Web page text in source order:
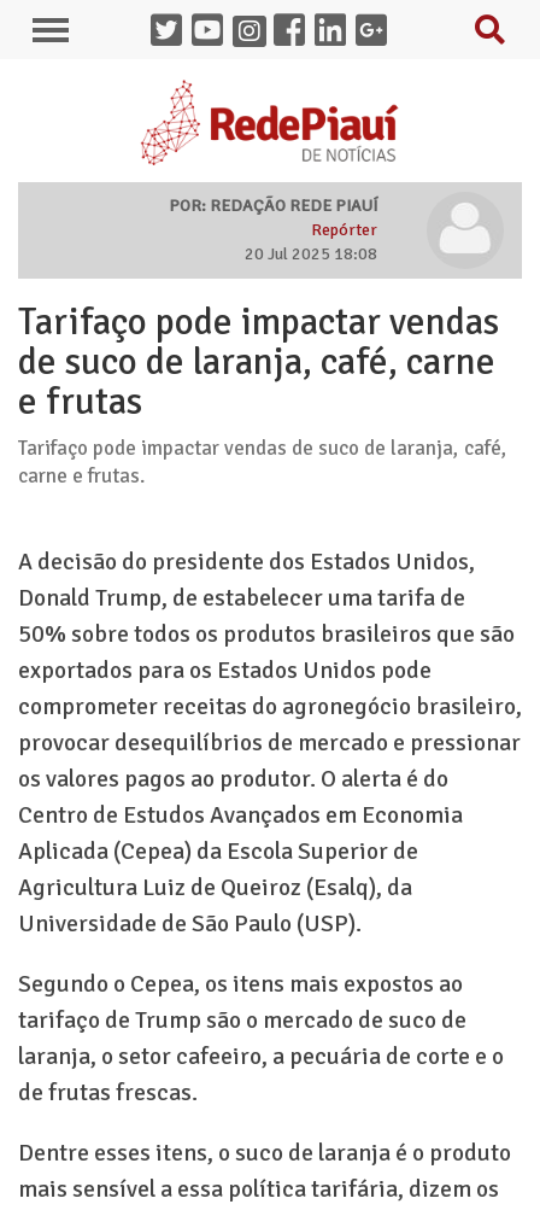
POR: REDAÇÃO REDE PIAUÍ
Repórter
20 Jul 2025 18:08
Tarifaço pode impactar vendas
de suco de laranja, café, carne
e frutas
Tarifaço pode impactar vendas de suco de laranja, café,
carne e frutas.
A decisão do presidente dos Estados Unidos,
Donald Trump, de estabelecer uma tarifa de
50% sobre todos os produtos brasileiros que são
exportados para os Estados Unidos pode
comprometer receitas do agronegócio brasileiro,
provocar desequilíbrios de mercado e pressionar
os valores pagos ao produtor. O alerta é do
Centro de Estudos Avançados em Economia
Aplicada (Cepea) da Escola Superior de
Agricultura Luiz de Queiroz (Esalq), da
Universidade de São Paulo (USP).
Segundo o Cepea, os itens mais expostos ao
tarifaço de Trump são o mercado de suco de
laranja, o setor cafeeiro, a pecuária de corte e o
de frutas frescas.
Dentre esses itens, o suco de laranja é o produto
mais sensível a essa política tarifária, dizem os